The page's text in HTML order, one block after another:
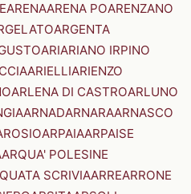
ARENAARENA POARENZANO
ARGENTA
ARIARIANO IRPINO
ARIELLIARIENZO
ARLENA DI CASTROARLUNO
ARNADARNARAARNASCO
ARPAIAARPAISE
ARQUA' POLESINE
SCRIVIAARREARRONE